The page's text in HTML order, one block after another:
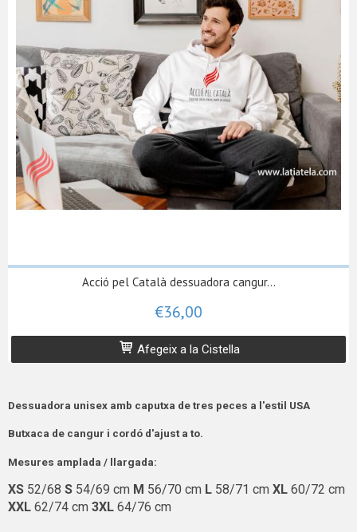
Acció pel Català dessuadora cangur...
€36,00
Afegeix a la Cistella
Dessuadora unisex amb caputxa de tres peces a l'estil USA
Butxaca de cangur i cordó d'ajust a to.
Mesures amplada / llargada:
XS 52/68 S 54/69 cm M 56/70 cm L 58/71 cm XL 60/72 cm
XXL 62/74 cm 3XL 64/76 cm